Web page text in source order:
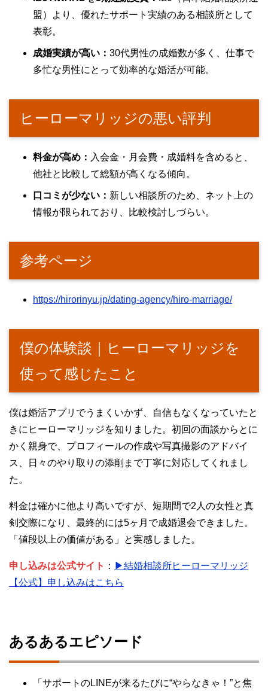
盟）より、優れたサポート実績のある相談所として
表彰。
成婚実績が高い： 30代男性の成婚数が多く、仕事で
多忙な男性にとって効率的な婚活が可能。
ヒーローマリッジの悪い評判
料金が高め： 入会金・月会費・成婚料を含めると、
他社と比較して総額が高くなる傾向。
口コミが少ない： 新しい相談所のため、ネット上の
情報が限られており、比較検討しづらい。
参考ページ
https://hirorinyu.jp/dating-agency/hiro-marriage/
僕の体験談｜ヒーローマリッジを
使って感じたこと
僕は婚活アプリでうまくいかず、自信もなくなっていたと
きにヒーローマリッジを知りました。初回の面談からとに
かく親身で、プロフィールの作成や写真撮影のアドバイ
ス、日々のやり取りの添削まで丁寧に対応してくれまし
た。
料金は確かに他より高いですが、短期間で2人の女性と真
剣交際になり、最終的には5ヶ月で成婚退会できました。
「値段以上の価値がある」と実感しました。
申し込みは公式サイト ： ▶結婚相談所ヒーローマリッジ
【公式】申し込みはこちら
あるあるエピソード
「サポートのLINEが来るたびに“やらなきゃ！”と焦